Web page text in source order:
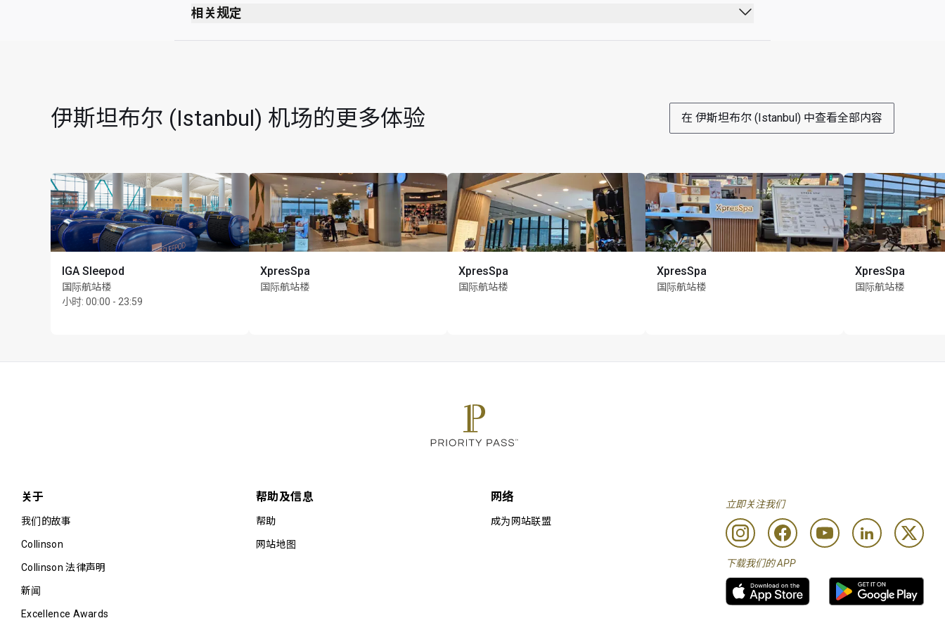
安全检查站后方
相关规定
禁止吸烟（包括电子烟）
每位持卡人最多可携同 Unlimited 位同行宾客
伊斯坦布尔 (Istanbul) 机场的更多体验 在 伊斯坦布尔 (Istanbul) 中查看全部内容
IGA Sleepod
国际航站楼
小时: 00:00 - 23:59
XpresSpa
国际航站楼
XpresSpa
国际航站楼
XpresSpa
国际航站楼
XpresSpa
国际航站楼
关于
我们的故事
Collinson
Collinson 法律声明
新闻
Excellence Awards
帮助及信息
帮助
网站地图
网络
成为网站联盟
立即关注我们
下载我们的 APP